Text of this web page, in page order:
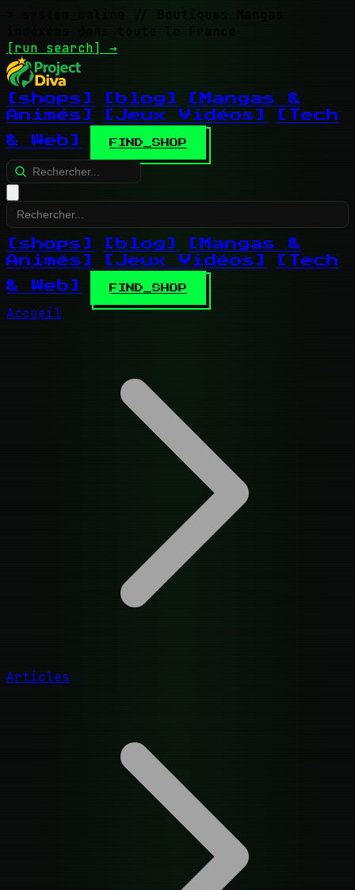
// Boutiques Mangas
indexées dans toute la France
[run search] →
[shops] [blog]
[Mangas &
Animés]
[Jeux Vidéos]
[Tech
& Web]
FIND_SHOP
[shops] [blog]
[Mangas &
Animés]
[Jeux Vidéos]
[Tech
& Web]
FIND_SHOP
Accueil
Articles